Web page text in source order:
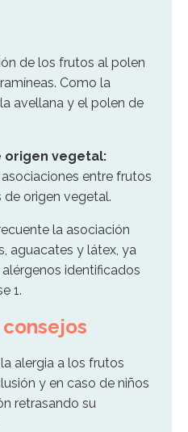
de los frutos al polen
Como la
avellana y el polen de
origen vegetal:
entre frutos
origen vegetal.
la asociación
aguacates y látex, ya
identificados
1.
alergia a los frutos
y en caso de niños
retrasando su